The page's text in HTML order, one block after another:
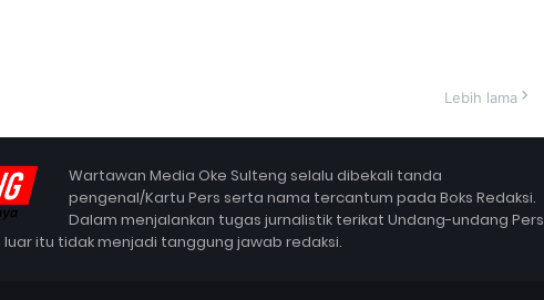
Lebih lama
Wartawan Media Oke Sulteng selalu dibekali tanda
pengenal/Kartu Pers serta nama tercantum pada Boks Redaksi.
Dalam menjalankan tugas jurnalistik terikat Undang-undang Pers
luar itu tidak menjadi tanggung jawab redaksi.